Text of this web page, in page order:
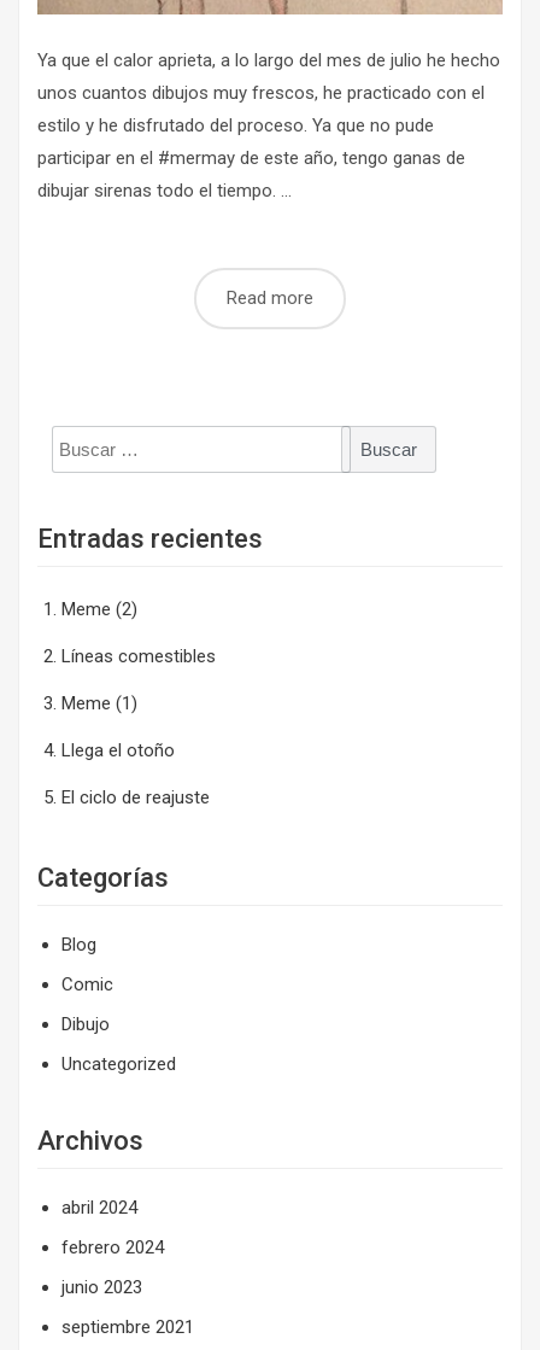
Ya que el calor aprieta, a lo largo del mes de julio he hecho
unos cuantos dibujos muy frescos, he practicado con el
estilo y he disfrutado del proceso. Ya que no pude
participar en el #mermay de este año, tengo ganas de
dibujar sirenas todo el tiempo. ...
Read more
Buscar:
Entradas recientes
Meme (2)
Líneas comestibles
Meme (1)
Llega el otoño
El ciclo de reajuste
Categorías
Blog
Comic
Dibujo
Uncategorized
Archivos
abril 2024
febrero 2024
junio 2023
septiembre 2021